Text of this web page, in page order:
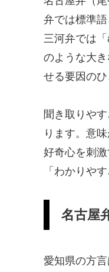
弁では標準
三河弁では
のような大
せる要因のひ
聞き取りや
ります。意
好奇心を刺
「わかりや
名古屋
愛知県の方